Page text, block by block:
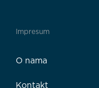
Impresum
O nama
Kontakt